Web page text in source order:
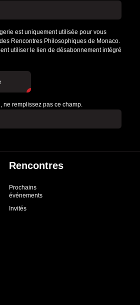
est uniquement utilisée pour vous
Rencontres Philosophiques de Monaco.
utiliser le lien de désabonnement intégré
ne remplissez pas ce champ.
Rencontres
Prochains
événements
Invités